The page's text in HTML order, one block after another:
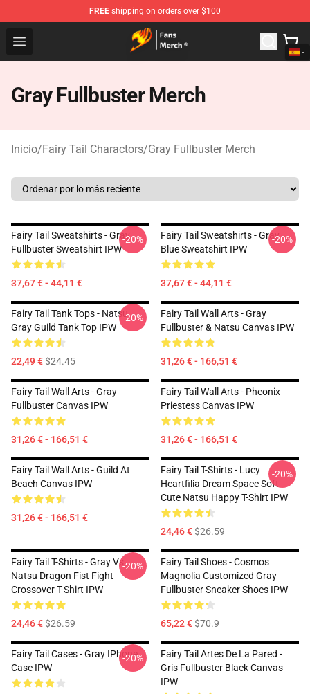
FREE shipping on orders over $100
Open menu
Fairy Tail Store - Official Fairy Tail Merchandise Shop
Gray Fullbuster Merch
Inicio/Fairy Tail Charactors/Gray Fullbuster Merch
Fairy Tail Sweatshirts - Gray
Fullbuster Sweatshirt IPW
37,67 € - 44,11 €
-20%
Fairy Tail Sweatshirts - Gray
Blue Sweatshirt IPW
37,67 € - 44,11 €
-20%
Fairy Tail Tank Tops - Natsu
Gray Guild Tank Top IPW
22,49 €$24.45
-20%
Fairy Tail Wall Arts - Gray
Fullbuster & Natsu Canvas IPW
31,26 € - 166,51 €
Fairy Tail Wall Arts - Gray
Fullbuster Canvas IPW
31,26 € - 166,51 €
Fairy Tail Wall Arts - Pheonix
Priestess Canvas IPW
31,26 € - 166,51 €
Fairy Tail Wall Arts - Guild At
Beach Canvas IPW
31,26 € - 166,51 €
Fairy Tail T-Shirts - Lucy
Heartfilia Dream Space Soft
Cute Natsu Happy T-Shirt IPW
24,46 €$26.59
-20%
Fairy Tail T-Shirts - Gray Vs
Natsu Dragon Fist Fight
Crossover T-Shirt IPW
24,46 €$26.59
-20%
Fairy Tail Shoes - Cosmos
Magnolia Customized Gray
Fullbuster Sneaker Shoes IPW
65,22 €$70.9
Fairy Tail Cases - Gray IPhone
Case IPW
-20%
Fairy Tail Artes De La Pared -
Gris Fullbuster Black Canvas
IPW